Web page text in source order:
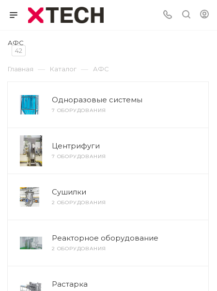
АФС
42
Главная — Каталог — АФС
Одноразовые системы
7 ОБОРУДОВАНИЯ
Центрифуги
7 ОБОРУДОВАНИЯ
Сушилки
2 ОБОРУДОВАНИЯ
Реакторное оборудование
2 ОБОРУДОВАНИЯ
Растарка